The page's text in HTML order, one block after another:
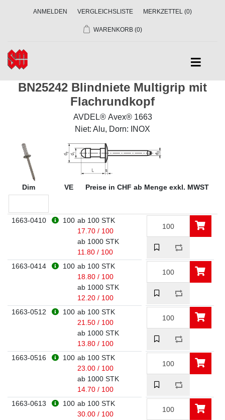
ANMELDEN VERGLEICHSLISTE MERKZETTEL (0)
WARENKORB (0)
BN25242 Blindniete Multigrip mit
Flachrundkopf
AVDEL® Avex® 1663
Niet: Alu, Dorn: INOX
Dim VE Preise in CHF ab Menge exkl. MWST
1663-0410 100 ab 100 STK
17.70 / 100
ab 1000 STK
11.80 / 100
1663-0414
100 ab 100 STK
18.80 / 100
ab 1000 STK
12.20 / 100
1663-0512
100 ab 100 STK
21.50 / 100
ab 1000 STK
13.80 / 100
1663-0516
100 ab 100 STK
23.00 / 100
ab 1000 STK
14.70 / 100
1663-0613
100 ab 100 STK
30.00 / 100